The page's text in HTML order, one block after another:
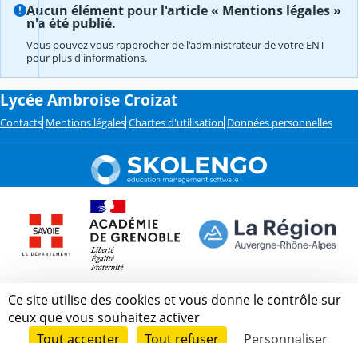
Aucun élément pour l'article « Mentions légales »
n'a été publié.
Vous pouvez vous rapprocher de l'administrateur de votre ENT
pour plus d'informations.
Lycée Ambroise Croizat
Contacts Mentions légales Chartes d'utilisation Données personnelles
Ce site utilise des cookies et vous donne le contrôle sur
ceux que vous souhaitez activer
Tout accepter
Tout refuser Personnaliser